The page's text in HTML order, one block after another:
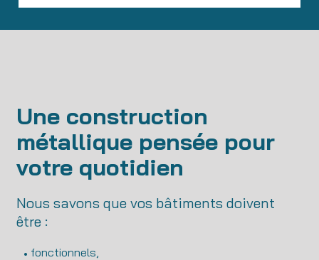
Une construction
métallique pensée pour
votre quotidien
Nous savons que vos bâtiments doivent
être :
fonctionnels,